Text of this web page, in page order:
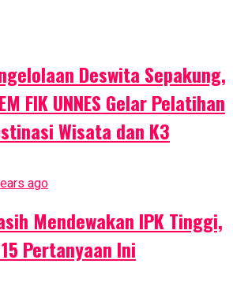
Deswita Sepakung,
FIK UNNES Gelar Pelatihan
Wisata dan K3
ago
Mendewakan IPK Tinggi,
Pertanyaan Ini